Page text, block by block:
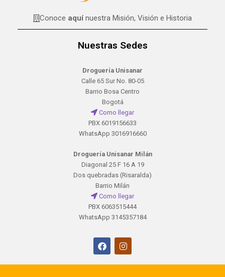
Conoce aquínuestra Misión, Visión e Historia
Nuestras Sedes
Droguería Unisanar
Calle 65 Sur No. 80-05
Barrio Bosa Centro
Bogotá
Como llegar
PBX 6019156633
WhatsApp 3016916660
Droguería Unisanar Milán
Diagonal 25 F 16 A 19
Dos quebradas (Risaralda)
Barrio Milán
Como llegar
PBX 6063515444
WhatsApp 3145357184